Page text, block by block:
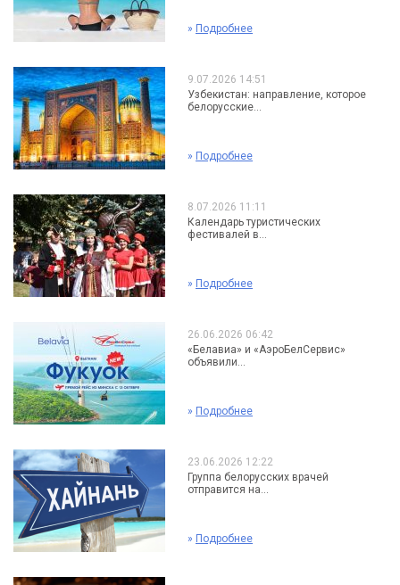
» Подробнее
9.07.2026 14:51
Узбекистан: направление, которое
белорусские...
» Подробнее
8.07.2026 11:11
Календарь туристических
фестивалей в...
» Подробнее
26.06.2026 06:42
«Белавиа» и «АэроБелСервис»
объявили...
» Подробнее
23.06.2026 12:22
Группа белорусских врачей
отправится на...
» Подробнее